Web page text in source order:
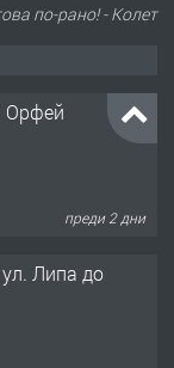
по-рано! - Колет
Орфей
преди 2 дни
Липа до